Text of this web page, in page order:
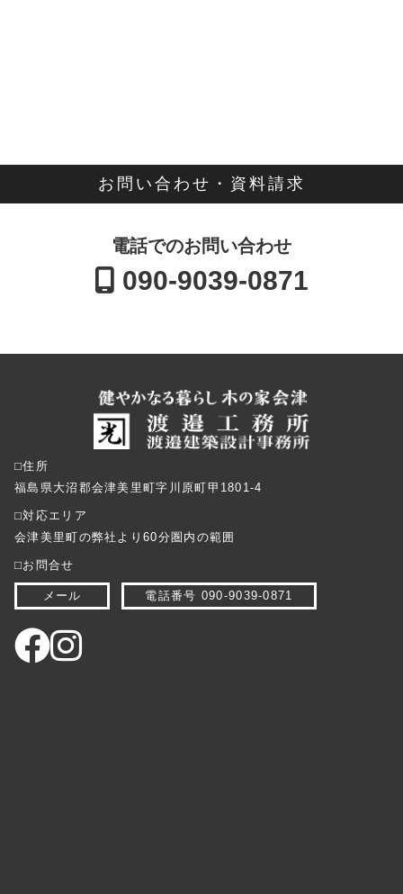
お問い合わせ・資料請求
電話でのお問い合わせ
090-9039-0871
⬜︎住所
福島県大沼郡会津美里町字川原町甲1801-4
⬜︎対応エリア
会津美里町の弊社より60分圏内の範囲
⬜︎お問合せ
メール 電話番号 090-9039-0871